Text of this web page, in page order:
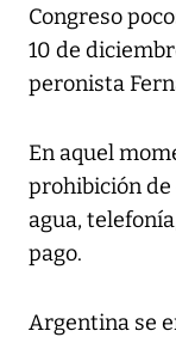
Congreso
10 de
peronista
En aquel
prohibición de
agua,
pago.
Argentina se